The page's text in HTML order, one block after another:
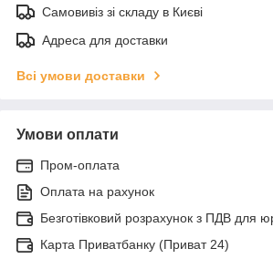
Самовивіз зі складу в Києві
Адреса для доставки
Всі умови доставки
Умови оплати
Пром-оплата
Оплата на рахунок
Безготівковий розрахунок з ПДВ для
Карта Приватбанку (Приват 24)